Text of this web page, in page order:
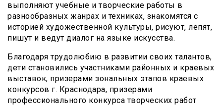
выполняют учебные и творческие работы в
разнообразных жанрах и техниках, знакомятся с
историей художественной культуры, рисуют, лепят,
пишут и ведут диалог на языке искусства.
Благодаря трудолюбию в развитии своих талантов,
дети становились участниками районных и краевых
выставок, призерами зональных этапов краевых
конкурсов г. Краснодара, призерами
профессионального конкурса творческих работ